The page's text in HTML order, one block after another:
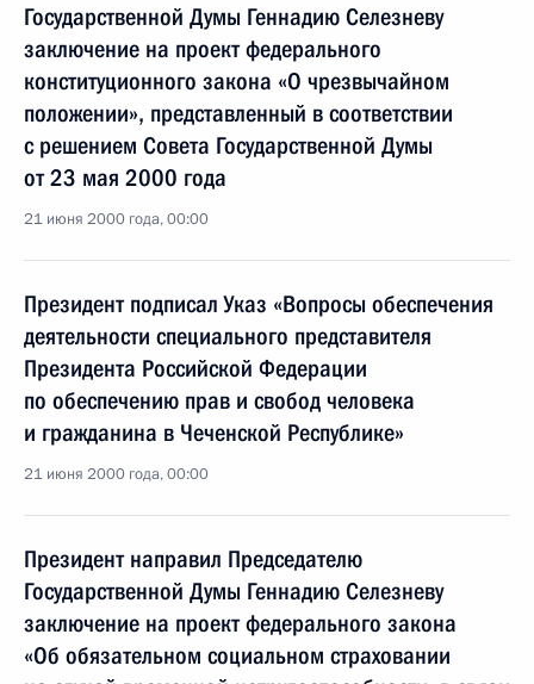
Государственной Думы Геннадию Селезневу
заключение на проект федерального
конституционного закона «О чрезвычайном
положении», представленный в соответствии
с решением Совета Государственной Думы
от 23 мая 2000 года
21 июня 2000 года, 00:00
Президент подписал Указ «Вопросы обеспечения
деятельности специального представителя
Президента Российской Федерации
по обеспечению прав и свобод человека
и гражданина в Чеченской Республике»
21 июня 2000 года, 00:00
Президент направил Председателю
Государственной Думы Геннадию Селезневу
заключение на проект федерального закона
«Об обязательном социальном страховании